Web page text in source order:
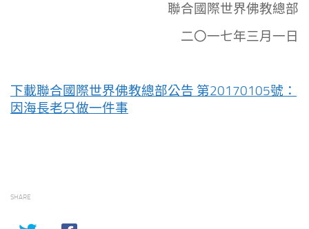
聯合國際世界佛教總部
二〇一七年三月一日
下載聯合國際世界佛教總部公告 第20170105號：
因海長老只做一件事
SHARE